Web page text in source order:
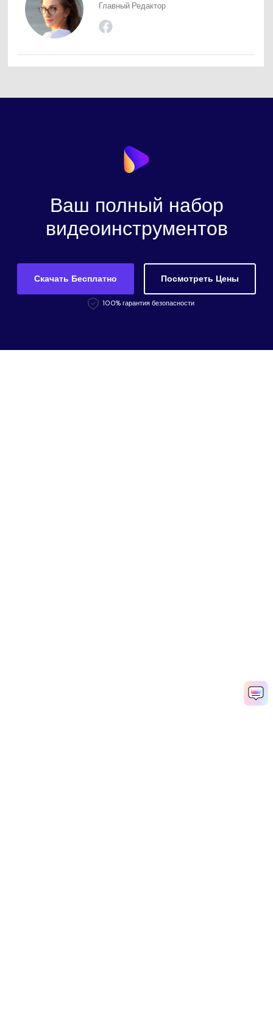
Главный Редактор
Ваш полный набор
видеоинструментов
Скачать Бесплатно Посмотреть Цены
100% гарантия безопасности